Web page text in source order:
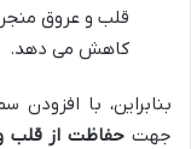
قلب و عروق منجر
کاهش می دهد.
بنابراین، با
جهت حفاظت از قلب